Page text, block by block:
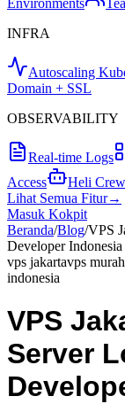
Environments
INFRA
Autoscaling
Domain + SSL
OBSERVABILITY
Real-time Logs
Access
Heli
Lihat Semua Fitur→
Masuk Kokpit
Beranda/Blog/VPS
Developer Indonesia
vps jakartavps murah
indonesia
VPS
Server